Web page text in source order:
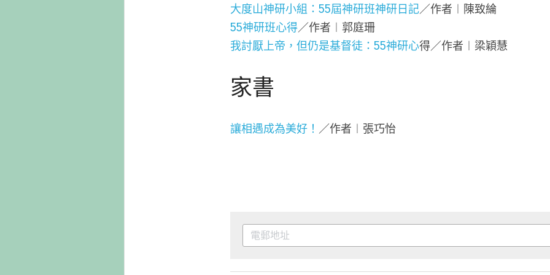
大度山神研小組：55屆神研班神研日記／作者︱陳致綸
55神研班心得／作者︱郭庭珊
我討厭上帝，但仍是基督徒：55神研心得／作者︱梁穎慧
家書
讓相遇成為美好！ ／作者︱張巧怡